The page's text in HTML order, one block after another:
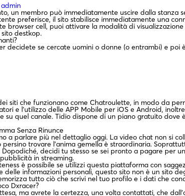
admin
un membro può immediatamente uscire dalla
preferisce, il sito stabilisce immediatamente una
browser cell, puoi attivare la modalità di
destkop.
decidete se cercate uomini o donne (o entrambi) e
siti che funzionano come Chatroulette, in modo da
e l’utilizzo delle APP Mobile per iOS e Android,
su quel canale. Tidio dispone di un piano gratuito
Senza Rinunce
a parlare più nel dettaglio oggi. La video chat non si
trovare l’anima gemella è straordinaria.
decidi tu stesso se sei pronto a pagare per
in streaming.
è possibile se utilizzi questa piattaforma con
informazioni personali, questo sito non è un sito
tutto ciò che scrivi nel tuo profilo e i dati che
Dxracer?
ma avrete la certezza, una volta contattati, che